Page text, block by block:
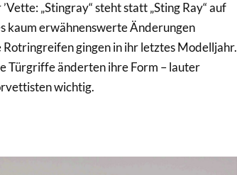
„Stingray“ steht statt „Sting Ray“ auf
kaum erwähnenswerte Änderungen
gingen in ihr letztes Modelljahr.
Türgriffe änderten ihre Form – lauter
wichtig.